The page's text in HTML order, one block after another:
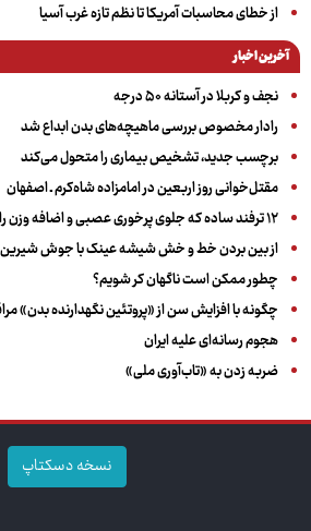
از خطای محاسبات آمریکا تا نظم تازه غرب آسیا
آخرین اخبار
نجف و کربلا در آستانه ۵۰ درجه
رادار مخصوص بررسی ماهیچه‌های بدن ابداع شد
برچسب جدید، تشخیص بیماری را متحول می‌کند
مقتل‌خوانی روز اربعین در امامزاده شاه‌کرم ـ اصفهان
۱۲ ترفند ساده که جلوی پرخوری عصبی و اضافه ‌وزن را می‌گیرد
از بین بردن خط و خش شیشه عینک با جوش شیرین
چطور ممکن است ناگهان کر شویم؟
چگونه با افزایش سن از «پروتئین نگهدارنده بدن»
هجوم رسانه‌ای علیه ایران
ضربه زدن به «تاب‌آوری ملی»
نسخه دسکتاپ